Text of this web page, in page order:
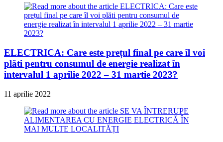
ELECTRICA: Care este prețul final pe care îl voi
plăti pentru consumul de energie realizat în
intervalul 1 aprilie 2022 – 31 martie 2023?
11 aprilie 2022